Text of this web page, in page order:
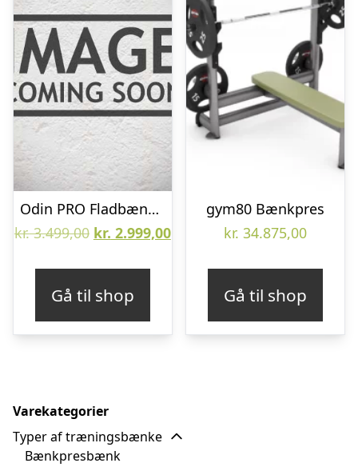
Odin PRO Fladbænk 1000
kr.3.499,00 Den
kr. 3.499,00.
kr. 2.999,00Den
kr. 2.999,00.
Gå til shop
gym80 Bænkpres
kr. 34.875,00
Gå til shop
Varekategorier
Typer af træningsbænke
Bænkpresbænk